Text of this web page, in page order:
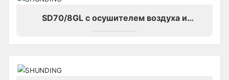
SD70/8GL с осушителем воздуха и
охладителем воздуха